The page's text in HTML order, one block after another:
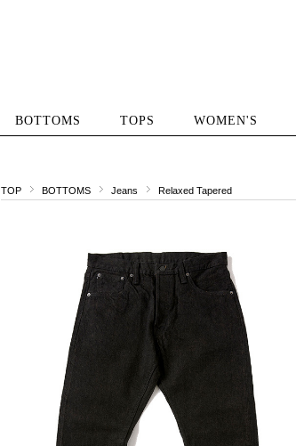
BOTTOMS TOPS WOMEN'S
TOP BOTTOMS Jeans Relaxed Tapered